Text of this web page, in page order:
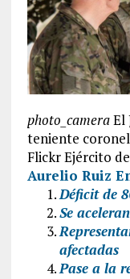
photo_cameraEl
teniente
Flickr Ejército
Aurelio Ruiz
Déficit de
Se
afectadas
Pase a la